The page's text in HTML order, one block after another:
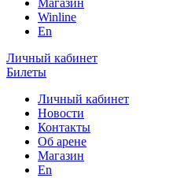
Магазин
Winline
En
Личный кабинет
Билеты
Личный кабинет
Новости
Контакты
Об арене
Магазин
En